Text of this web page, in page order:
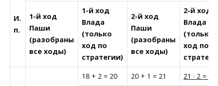
И.
п.
1-й ход
Паши
(разобраны
все ходы)
1-й ход
Влада
(только
ход по
стратегии)
2-й ход
Паши
(разобраны
все ходы)
2-й ход
Влада
(только
ход по
18 + 2 = 20 20 + 1 = 21 21 · 2 = 42